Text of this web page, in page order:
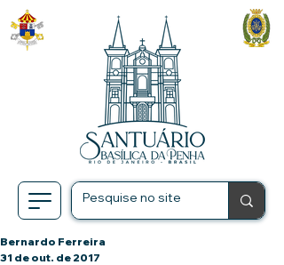
Bernardo Ferreira
31 de out. de 2017